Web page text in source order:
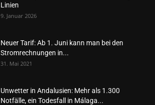
Linien
9. Januar 2026
Neuer Tarif: Ab 1. Juni kann man bei den
Stromrechnungen in...
31. Mai 2021
Unwetter in Andalusien: Mehr als 1.300
Notfälle, ein Todesfall in Málaga...